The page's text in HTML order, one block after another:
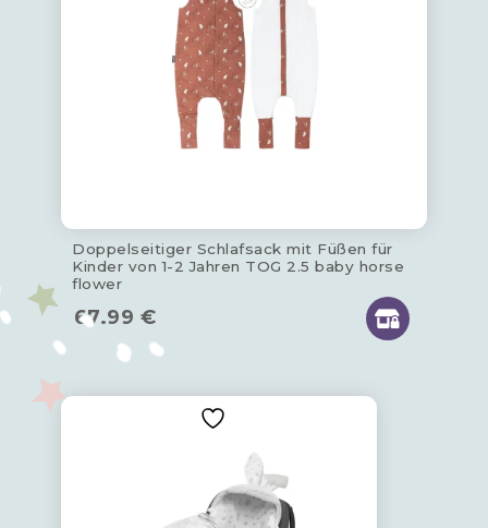
Doppelseitiger Schlafsack mit Füßen für
Kinder von 1-2 Jahren TOG 2.5 baby horse
flower
67.99 €